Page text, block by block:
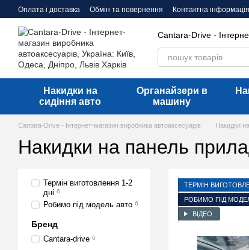
Перейти до основного контенту
Оплата і доставка Обмін та повернення Контактна інформація
Cantara-Drive -
Накидки на
сидіння авто
Органайзери в
машину
Cantara-Drive - Інтернет-магазин виробника автоаксесуарів Накидки
Накидки на панель
ТЕРМІН
РОБИМО ПІД
ВІДЕО
Термін виготовлення 1-2
дні 6
Робимо під модель авто 6
Бренд
Cantara-drive 6